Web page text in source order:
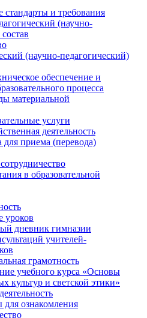
стандарты и требования
(научно-
(научно-педагогический)
обеспечение и
процесса
материальной
услуги
деятельность
для приема (перевода)
в образовательной
уроков
дневник гимназии
учителей-
грамотность
учебного курса «Основы
культур и светской этики»
ознакомления